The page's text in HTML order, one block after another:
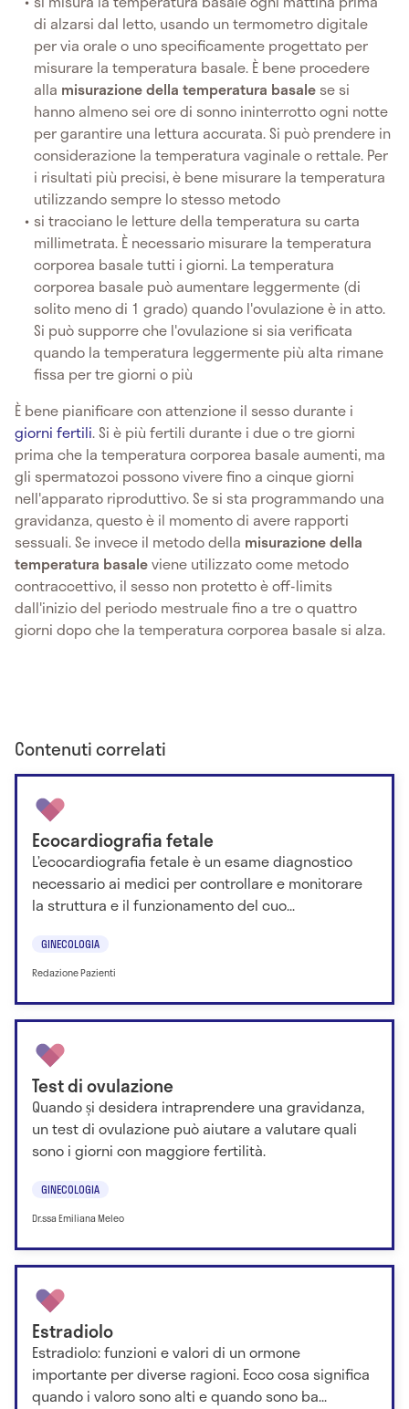
di alzarsi dal letto, usando un termometro digitale
per via orale o uno specificamente progettato per
misurare la temperatura basale. È bene procedere
alla misurazione della temperatura basale se si
hanno almeno sei ore di sonno ininterrotto ogni notte
per garantire una lettura accurata. Si può prendere in
considerazione la temperatura vaginale o rettale. Per
i risultati più precisi, è bene misurare la temperatura
utilizzando sempre lo stesso metodo
si tracciano le letture della temperatura su carta
millimetrata. È necessario misurare la temperatura
corporea basale tutti i giorni. La temperatura
corporea basale può aumentare leggermente (di
solito meno di 1 grado) quando l'ovulazione è in atto.
Si può supporre che l'ovulazione si sia verificata
quando la temperatura leggermente più alta rimane
fissa per tre giorni o più
È bene pianificare con attenzione il sesso durante i
giorni fertili. Si è più fertili durante i due o tre giorni
prima che la temperatura corporea basale aumenti, ma
gli spermatozoi possono vivere fino a cinque giorni
nell'apparato riproduttivo. Se si sta programmando una
gravidanza, questo è il momento di avere rapporti
sessuali. Se invece il metodo della misurazione della
temperatura basaleviene utilizzato come metodo
contraccettivo, il sesso non protetto è off-limits
dall'inizio del periodo mestruale fino a tre o quattro
giorni dopo che la temperatura corporea basale si alza.
Contenuti correlati
Ecocardiografia fetale
L’ecocardiografia fetale è un esame diagnostico
necessario ai medici per controllare e monitorare
la struttura e il funzionamento del cuo...
GINECOLOGIA
Redazione Pazienti
Test di ovulazione
Quando și desidera intraprendere una gravidanza,
un test di ovulazione può aiutare a valutare quali
sono i giorni con maggiore fertilità.
GINECOLOGIA
Dr.ssa Emiliana Meleo
Estradiolo
Estradiolo: funzioni e valori di un ormone
importante per diverse ragioni. Ecco cosa significa
quando i valoro sono alti e quando sono ba...